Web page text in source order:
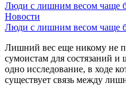
Люди с лишним весом чаще
Новости
Люди с лишним весом чаще
Лишний вес еще никому не
сумоистам для состязаний
одно исследование, в ходе
существует связь между